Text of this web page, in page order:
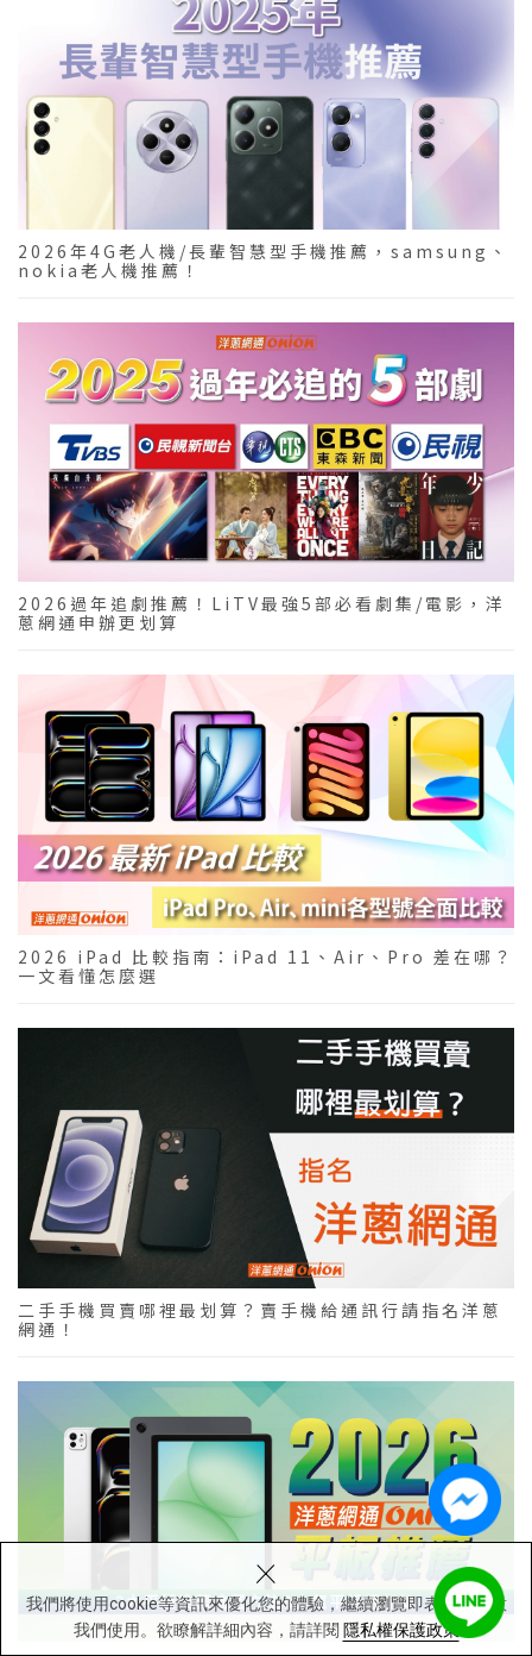
我們將使用cookie等資訊來優化您的體驗，繼續瀏覽即表示您同意
我們使用。欲瞭解詳細內容，請詳閱 隱私權保護政策
×
2026年4G老人機/長輩智慧型手機推薦，samsung、
nokia老人機推薦！
2026過年追劇推薦！LiTV最強5部必看劇集/電影，洋
蔥網通申辦更划算
2026 iPad 比較指南：iPad 11、Air、Pro 差在哪？
一文看懂怎麼選
二手手機買賣哪裡最划算？賣手機給通訊行請指名洋蔥
網通！